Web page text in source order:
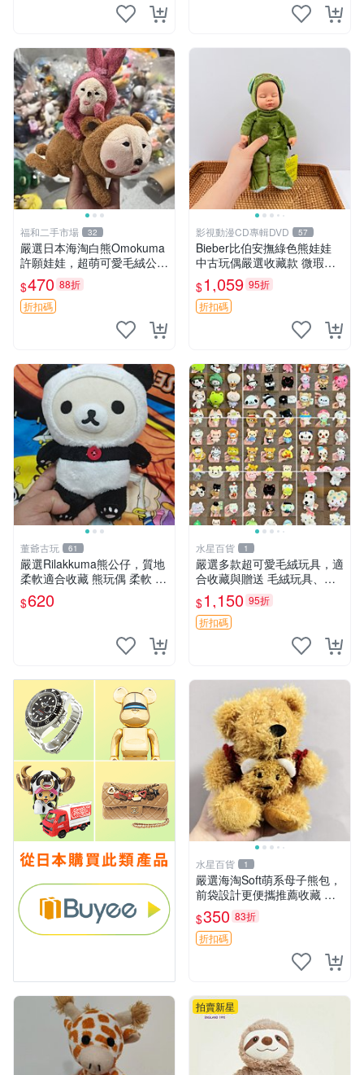
福和二手市場 32
嚴選日本海淘白熊Omokuma
許願娃娃，超萌可愛毛絨公仔
推薦收藏 白熊 Omokuma 毛
絨玩具 偽裝娃娃 玩具擺飾
$470 88折
折扣碼
影視動漫CD專輯DVD 57
Bieber比伯安撫綠色熊娃娃
中古玩偶嚴選收藏款 微瑕輕
度使用 Bieber綠熊娃娃 中古
玩偶 微瑕
$1,059 95折
折扣碼
董爺古玩 61
嚴選Rilakkuma熊公仔，質地
柔軟適合收藏 熊玩偶 柔軟 公
仔 收藏
$620
水星百貨 1
嚴選多款超可愛毛絨玩具，適
合收藏與贈送 毛絨玩具、抱
枕、公仔
$1,150 95折
折扣碼
水星百貨 1
嚴選海淘Soft萌系母子熊包，
前袋設計更便攜推薦收藏 母
子熊 軟綿綿 包包
$350 83折
折扣碼
拍賣新星